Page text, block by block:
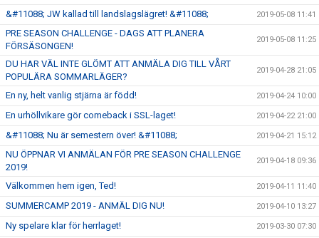
&#11088; JW kallad till landslagslägret! &#11088; 2019-05-08 11:41
PRE SEASON CHALLENGE - DAGS ATT PLANERA
FÖRSÄSONGEN!
2019-05-08 11:25
DU HAR VÄL INTE GLÖMT ATT ANMÄLA DIG TILL VÅRT
POPULÄRA SOMMARLÄGER?
2019-04-28 21:05
En ny, helt vanlig stjärna är född! 2019-04-24 10:00
En urhöllvikare gör comeback i SSL-laget! 2019-04-22 21:00
&#11088; Nu är semestern över! &#11088; 2019-04-21 15:12
NU ÖPPNAR VI ANMÄLAN FÖR PRE SEASON CHALLENGE
2019!
2019-04-18 09:36
Välkommen hem igen, Ted! 2019-04-11 11:40
SUMMERCAMP 2019 - ANMÄL DIG NU! 2019-04-10 13:27
Ny spelare klar för herrlaget! 2019-03-30 07:30